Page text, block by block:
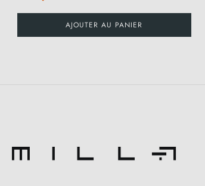
AJOUTER AU PANIER